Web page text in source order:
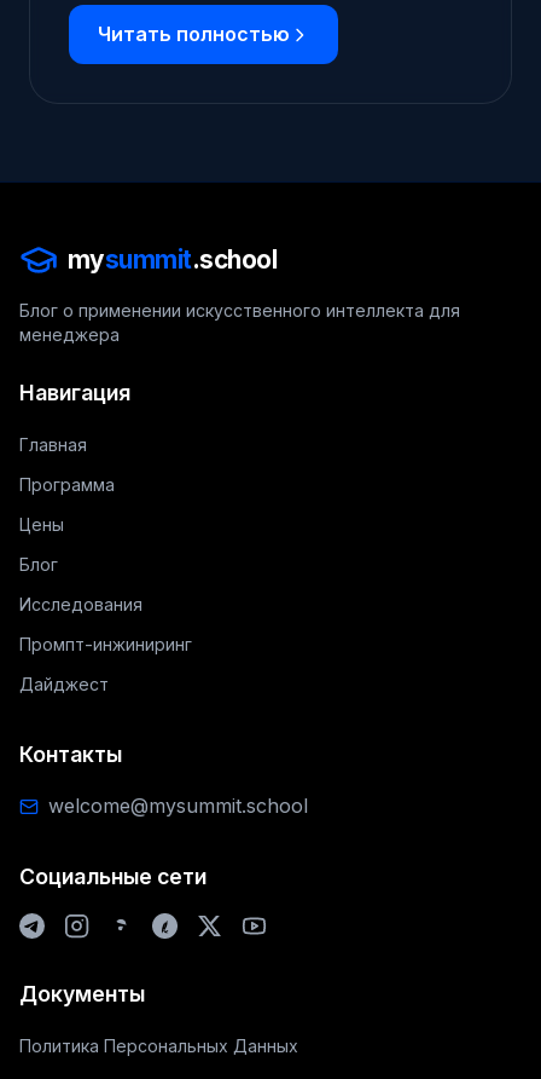
Читать полностью
mysummit.school
Блог о применении искусственного интеллекта для
менеджера
Навигация
Главная
Программа
Цены
Блог
Исследования
Промпт-инжиниринг
Дайджест
Контакты
welcome@mysummit.school
Социальные сети
Документы
Политика Персональных Данных